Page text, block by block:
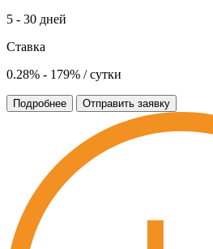
5 - 30 дней
Ставка
0.28% - 179% / сутки
Подробнее Отправить заявку